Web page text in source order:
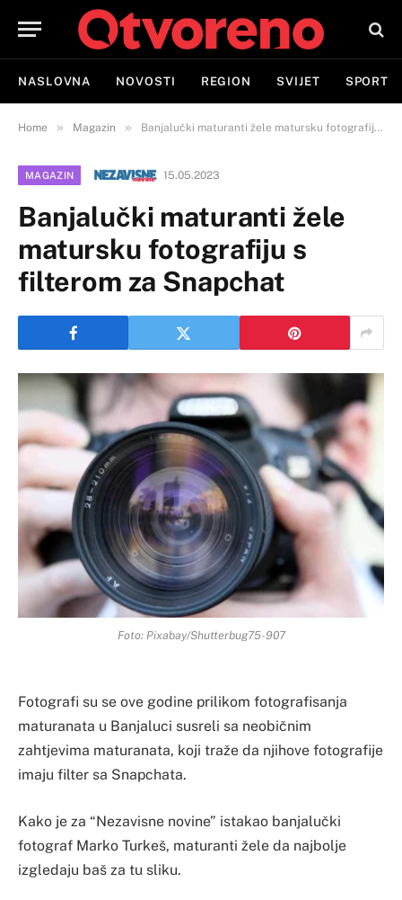
NASLOVNA NOVOSTI REGION SVIJET SPORT
Home » Magazin » Banjalučki maturanti žele matursku fotografiju s filterom za Snapchat
MAGAZIN 15.05.2023
Banjalučki maturanti žele
matursku fotografiju s
filterom za Snapchat
Foto: Pixabay/Shutterbug75-907
Fotografi su se ove godine prilikom fotografisanja
maturanata u Banjaluci susreli sa neobičnim
zahtjevima maturanata, koji traže da njihove fotografije
imaju filter sa Snapchata.
Kako je za “Nezavisne novine” istakao banjalučki
fotograf Marko Turkeš, maturanti žele da najbolje
izgledaju baš za tu sliku.